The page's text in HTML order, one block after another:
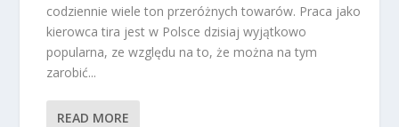
codziennie wiele ton przeróżnych towarów. Praca jako
kierowca tira jest w Polsce dzisiaj wyjątkowo
popularna, ze względu na to, że można na tym
zarobić...
READ MORE